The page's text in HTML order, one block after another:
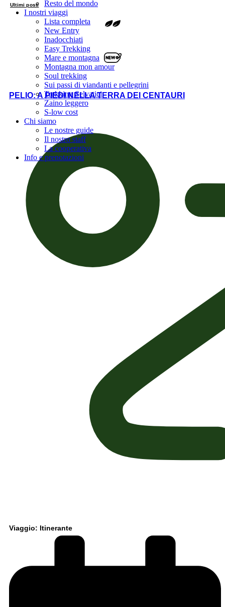
Resto del mondo
I nostri viaggi
Lista completa
New Entry
Inadocchiati
Easy Trekking
Mare e montagna
Montagna mon amour
Soul trekking
Sui passi di viandanti e pellegrini
Trekking Selvatici
Zaino leggero
S-low cost
Chi siamo
Le nostre guide
Il nostro staff
La cooperativa
Info e prenotazioni
Ultimi posti
PELIO: A PIEDI NELLA TERRA DEI CENTAURI
Viaggio: Itinerante